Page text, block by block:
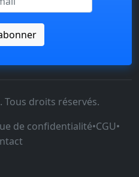
. Tous droits réservés.
de confidentialité•CGU•